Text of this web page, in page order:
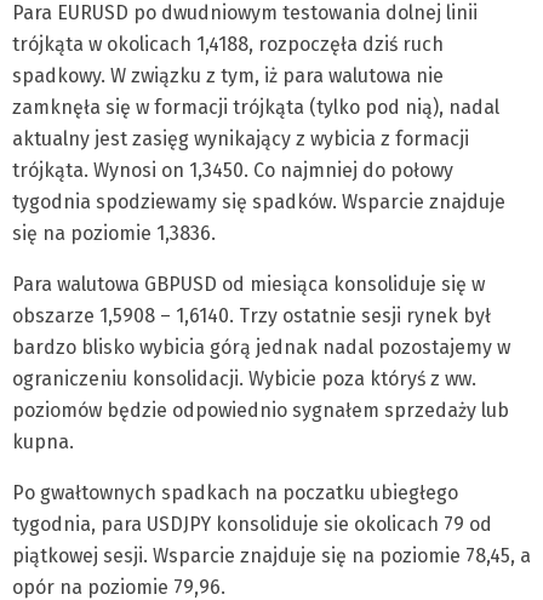
Para EURUSD po dwudniowym testowania dolnej linii
trójkąta w okolicach 1,4188, rozpoczęła dziś ruch
spadkowy. W związku z tym, iż para walutowa nie
zamknęła się w formacji trójkąta (tylko pod nią), nadal
aktualny jest zasięg wynikający z wybicia z formacji
trójkąta. Wynosi on 1,3450. Co najmniej do połowy
tygodnia spodziewamy się spadków. Wsparcie znajduje
się na poziomie 1,3836.
Para walutowa GBPUSD od miesiąca konsoliduje się w
obszarze 1,5908 – 1,6140. Trzy ostatnie sesji rynek był
bardzo blisko wybicia górą jednak nadal pozostajemy w
ograniczeniu konsolidacji. Wybicie poza któryś z ww.
poziomów będzie odpowiednio sygnałem sprzedaży lub
kupna.
Po gwałtownych spadkach na poczatku ubiegłego
tygodnia, para USDJPY konsoliduje sie okolicach 79 od
piątkowej sesji. Wsparcie znajduje się na poziomie 78,45, a
opór na poziomie 79,96.